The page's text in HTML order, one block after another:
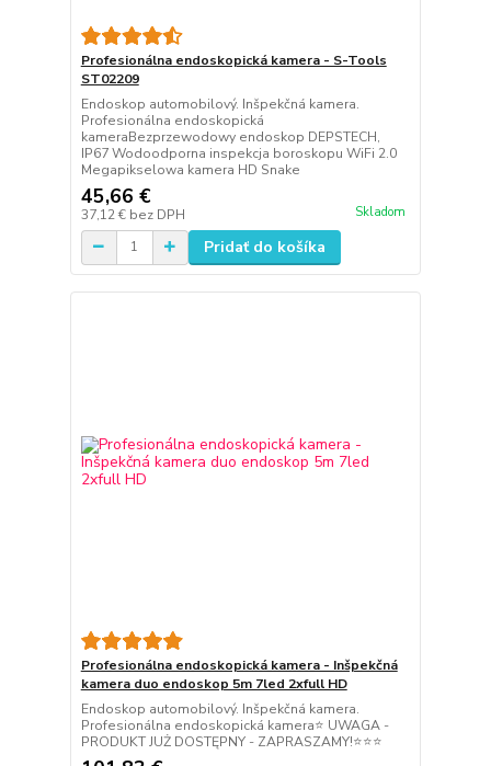
Profesionálna endoskopická kamera - S-Tools
ST02209
Endoskop automobilový. Inšpekčná kamera.
Profesionálna endoskopická
kameraBezprzewodowy endoskop DEPSTECH,
IP67 Wodoodporna inspekcja boroskopu WiFi 2.0
Megapikselowa kamera HD Snake
45,66 €
37,12 € bez DPH Skladom
Pridať do košíka
Profesionálna endoskopická kamera - Inšpekčná
kamera duo endoskop 5m 7led 2xfull HD
Endoskop automobilový. Inšpekčná kamera.
Profesionálna endoskopická kamera⭐ UWAGA -
PRODUKT JUŻ DOSTĘPNY - ZAPRASZAMY!⭐⭐⭐